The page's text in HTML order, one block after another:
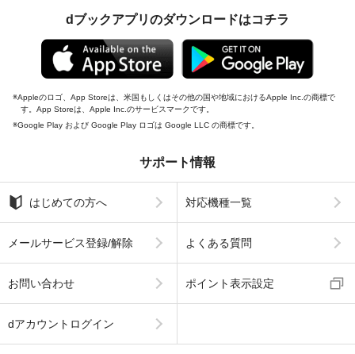
dブックアプリのダウンロードはコチラ
Appleのロゴ、App Storeは、米国もしくはその他の国や地域におけるApple Inc.の商標で
す。App Storeは、Apple Inc.のサービスマークです。
Google Play および Google Play ロゴは Google LLC の商標です。
サポート情報
はじめての方へ 対応機種一覧
メールサービス登録/解除 よくある質問
お問い合わせ ポイント表示設定
dアカウントログイン